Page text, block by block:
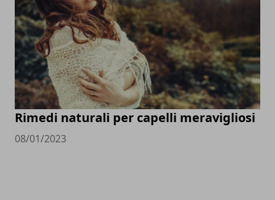
Rimedi naturali per capelli meravigliosi
08/01/2023